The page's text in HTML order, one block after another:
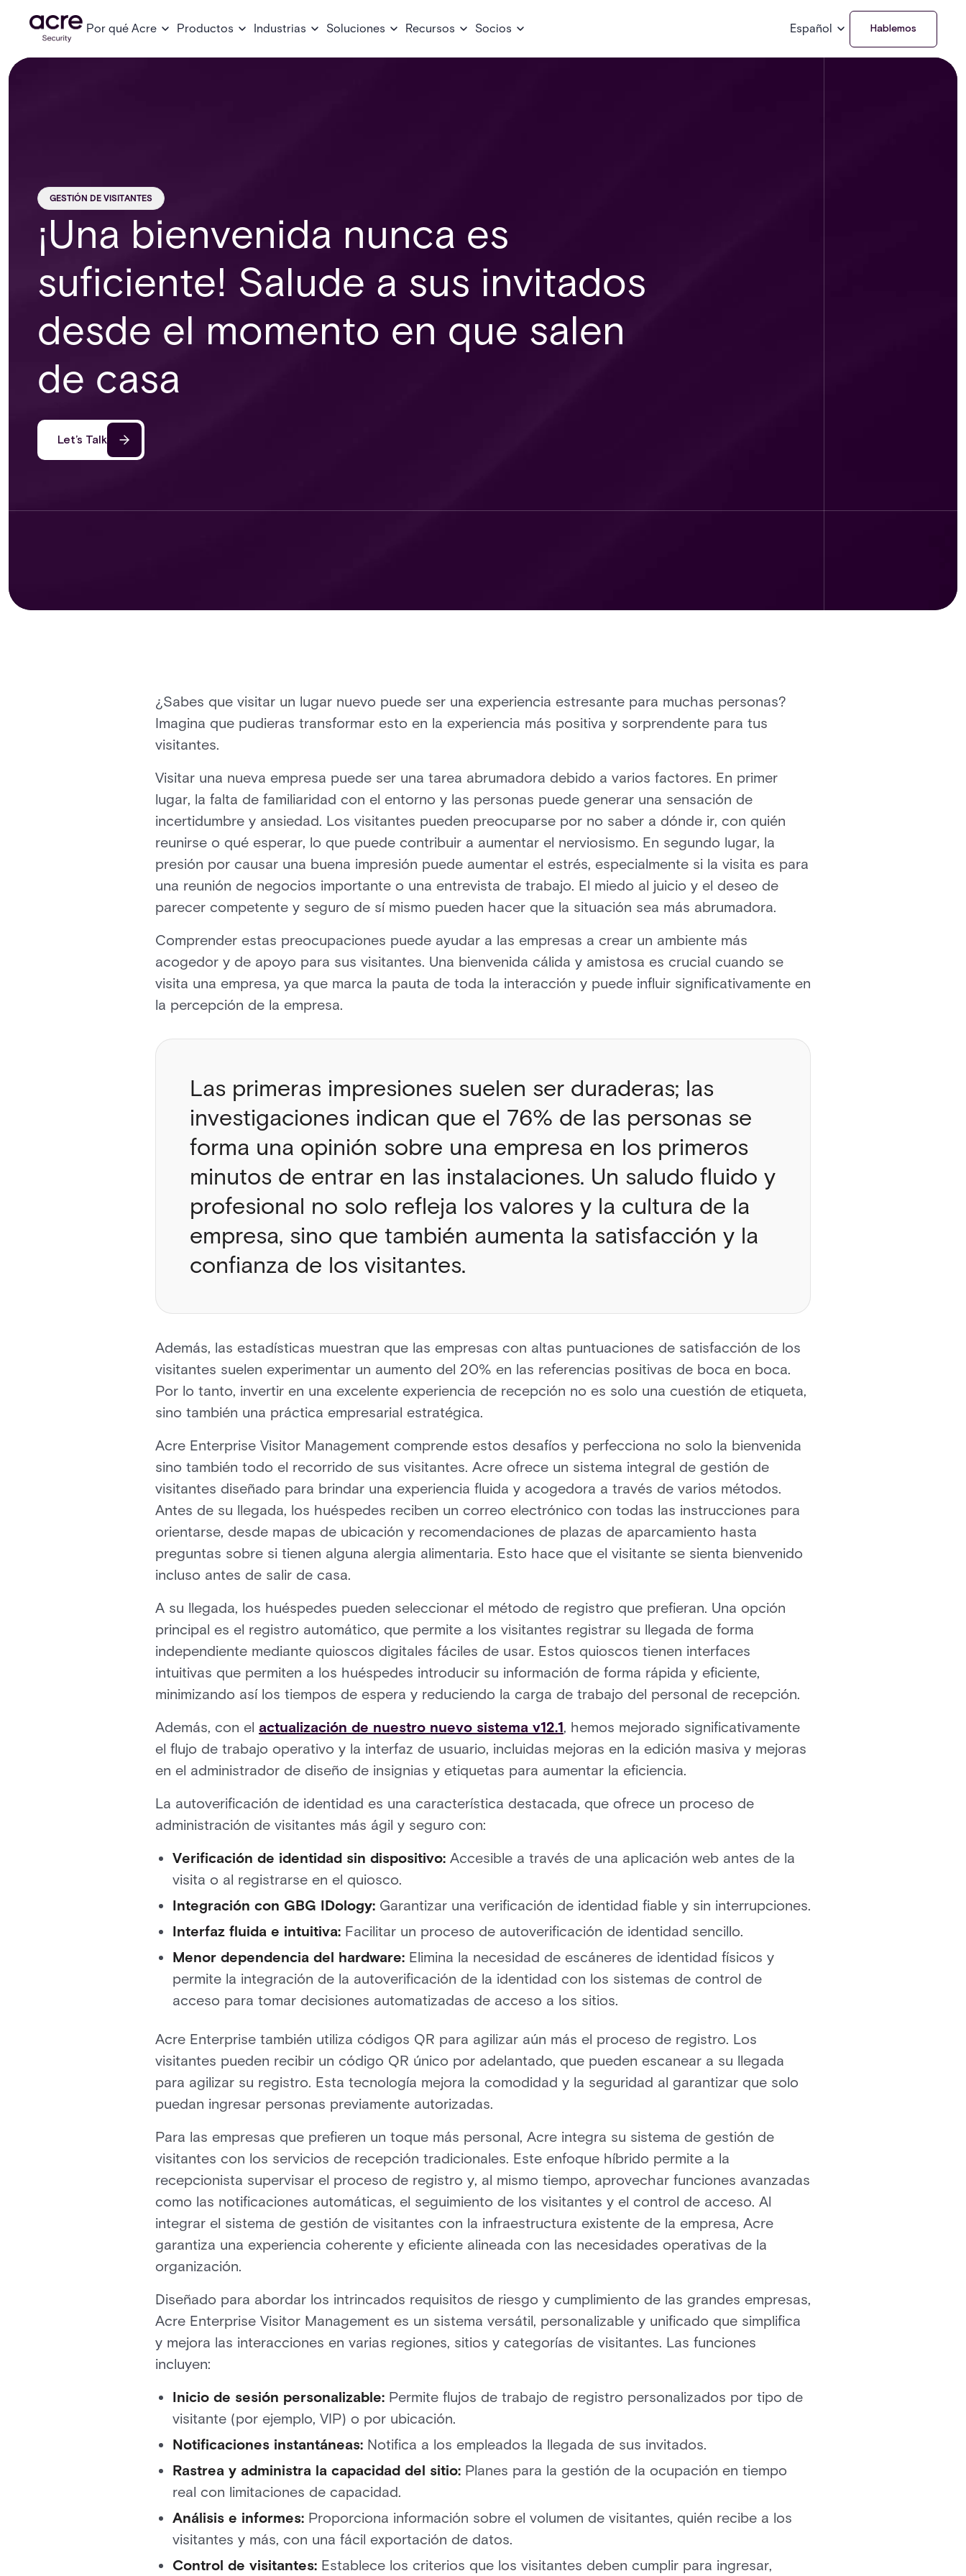
Por qué Acre Productos Industrias Soluciones Recursos Socios Español Hablemos
GESTIÓN DE VISITANTES
¡Una bienvenida nunca es
suficiente! Salude a sus invitados
desde el momento en que salen
de casa
Let’s Talk
¿Sabes que visitar un lugar nuevo puede ser una experiencia estresante para muchas personas?
Imagina que pudieras transformar esto en la experiencia más positiva y sorprendente para tus
visitantes.
Visitar una nueva empresa puede ser una tarea abrumadora debido a varios factores. En primer
lugar, la falta de familiaridad con el entorno y las personas puede generar una sensación de
incertidumbre y ansiedad. Los visitantes pueden preocuparse por no saber a dónde ir, con quién
reunirse o qué esperar, lo que puede contribuir a aumentar el nerviosismo. En segundo lugar, la
presión por causar una buena impresión puede aumentar el estrés, especialmente si la visita es para
una reunión de negocios importante o una entrevista de trabajo. El miedo al juicio y el deseo de
parecer competente y seguro de sí mismo pueden hacer que la situación sea más abrumadora.
Comprender estas preocupaciones puede ayudar a las empresas a crear un ambiente más
acogedor y de apoyo para sus visitantes. Una bienvenida cálida y amistosa es crucial cuando se
visita una empresa, ya que marca la pauta de toda la interacción y puede influir significativamente en
la percepción de la empresa.
Las primeras impresiones suelen ser duraderas; las
investigaciones indican que el 76% de las personas se
forma una opinión sobre una empresa en los primeros
minutos de entrar en las instalaciones. Un saludo fluido y
profesional no solo refleja los valores y la cultura de la
empresa, sino que también aumenta la satisfacción y la
confianza de los visitantes.
Además, las estadísticas muestran que las empresas con altas puntuaciones de satisfacción de los
visitantes suelen experimentar un aumento del 20% en las referencias positivas de boca en boca.
Por lo tanto, invertir en una excelente experiencia de recepción no es solo una cuestión de etiqueta,
sino también una práctica empresarial estratégica.
Acre Enterprise Visitor Management comprende estos desafíos y perfecciona no solo la bienvenida
sino también todo el recorrido de sus visitantes. Acre ofrece un sistema integral de gestión de
visitantes diseñado para brindar una experiencia fluida y acogedora a través de varios métodos.
Antes de su llegada, los huéspedes reciben un correo electrónico con todas las instrucciones para
orientarse, desde mapas de ubicación y recomendaciones de plazas de aparcamiento hasta
preguntas sobre si tienen alguna alergia alimentaria. Esto hace que el visitante se sienta bienvenido
incluso antes de salir de casa.
A su llegada, los huéspedes pueden seleccionar el método de registro que prefieran. Una opción
principal es el registro automático, que permite a los visitantes registrar su llegada de forma
independiente mediante quioscos digitales fáciles de usar. Estos quioscos tienen interfaces
intuitivas que permiten a los huéspedes introducir su información de forma rápida y eficiente,
minimizando así los tiempos de espera y reduciendo la carga de trabajo del personal de recepción.
Además, con el actualización de nuestro nuevo sistema v12.1, hemos mejorado significativamente
el flujo de trabajo operativo y la interfaz de usuario, incluidas mejoras en la edición masiva y mejoras
en el administrador de diseño de insignias y etiquetas para aumentar la eficiencia.
La autoverificación de identidad es una característica destacada, que ofrece un proceso de
administración de visitantes más ágil y seguro con:
Verificación de identidad sin dispositivo: Accesible a través de una aplicación web antes de la
visita o al registrarse en el quiosco.
Integración con GBG IDology: Garantizar una verificación de identidad fiable y sin interrupciones.
Interfaz fluida e intuitiva: Facilitar un proceso de autoverificación de identidad sencillo.
Menor dependencia del hardware: Elimina la necesidad de escáneres de identidad físicos y
permite la integración de la autoverificación de la identidad con los sistemas de control de
acceso para tomar decisiones automatizadas de acceso a los sitios.
Acre Enterprise también utiliza códigos QR para agilizar aún más el proceso de registro. Los
visitantes pueden recibir un código QR único por adelantado, que pueden escanear a su llegada
para agilizar su registro. Esta tecnología mejora la comodidad y la seguridad al garantizar que solo
puedan ingresar personas previamente autorizadas.
Para las empresas que prefieren un toque más personal, Acre integra su sistema de gestión de
visitantes con los servicios de recepción tradicionales. Este enfoque híbrido permite a la
recepcionista supervisar el proceso de registro y, al mismo tiempo, aprovechar funciones avanzadas
como las notificaciones automáticas, el seguimiento de los visitantes y el control de acceso. Al
integrar el sistema de gestión de visitantes con la infraestructura existente de la empresa, Acre
garantiza una experiencia coherente y eficiente alineada con las necesidades operativas de la
organización.
Diseñado para abordar los intrincados requisitos de riesgo y cumplimiento de las grandes empresas,
Acre Enterprise Visitor Management es un sistema versátil, personalizable y unificado que simplifica
y mejora las interacciones en varias regiones, sitios y categorías de visitantes. Las funciones
incluyen:
Inicio de sesión personalizable: Permite flujos de trabajo de registro personalizados por tipo de
visitante (por ejemplo, VIP) o por ubicación.
Notificaciones instantáneas: Notifica a los empleados la llegada de sus invitados.
Rastrea y administra la capacidad del sitio: Planes para la gestión de la ocupación en tiempo
real con limitaciones de capacidad.
Análisis e informes: Proporciona información sobre el volumen de visitantes, quién recibe a los
visitantes y más, con una fácil exportación de datos.
Control de visitantes: Establece los criterios que los visitantes deben cumplir para ingresar,